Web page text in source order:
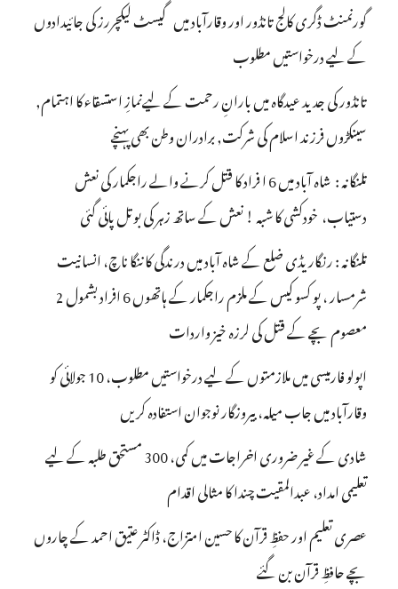
گورنمنٹ ڈگری کالج تانڈور اور وقارآباد میں گیسٹ لیکچررز کی جائیدادوں
کے لیے درخواستیں مطلوب
تانڈور کی جدید عیدگاہ میں بارانِ رحمت کے لیےنمازِ استسقاء کا اہتمام,
سینکڑوں فرزند اسلام کی شرکت, برادران وطن بھی پہنچے
تلنگانہ : شاہ آباد میں 6 ا فراد کا قتل کرنے والے راجکمار کی نعش
دستیاب، خودکشی کا شبہ ! نعش کے ساتھ زہر کی بوتل پائی گئی
تلنگانہ : رنگاریڈی ضلع کے شاہ آباد میں درندگی کا ننگا ناچ، انسانیت
شرمسار ، پو کسو کیس کے ملزم راجکمار کے ہاتھوں 6 افراد بشمول 2
معصوم بچے کے قتل کی لرزہ خیز واردات
اپولو فارمیسی میں ملازمتوں کے لیے درخواستیں مطلوب، 10 جولائی کو
وقارآباد میں جاب میلہ، بیروزگار نوجوان استفادہ کریں
شادی کے غیر ضروری اخراجات میں کمی، 300 مستحق طلبہ کے لیے
تعلیمی امداد، عبدالمقیت چندا کا مثالی اقدام
عصری تعلیم اور حفظِ قرآن کا حسین امتزاج، ڈاکٹر عتیق احمد کے چاروں
بچے حافظِ قرآن بن گئے